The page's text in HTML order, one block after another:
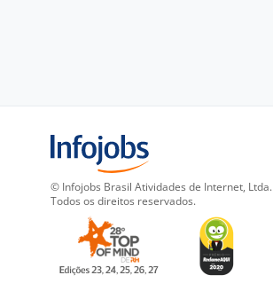
© Infojobs Brasil Atividades de Internet, Ltda.
Todos os direitos reservados.